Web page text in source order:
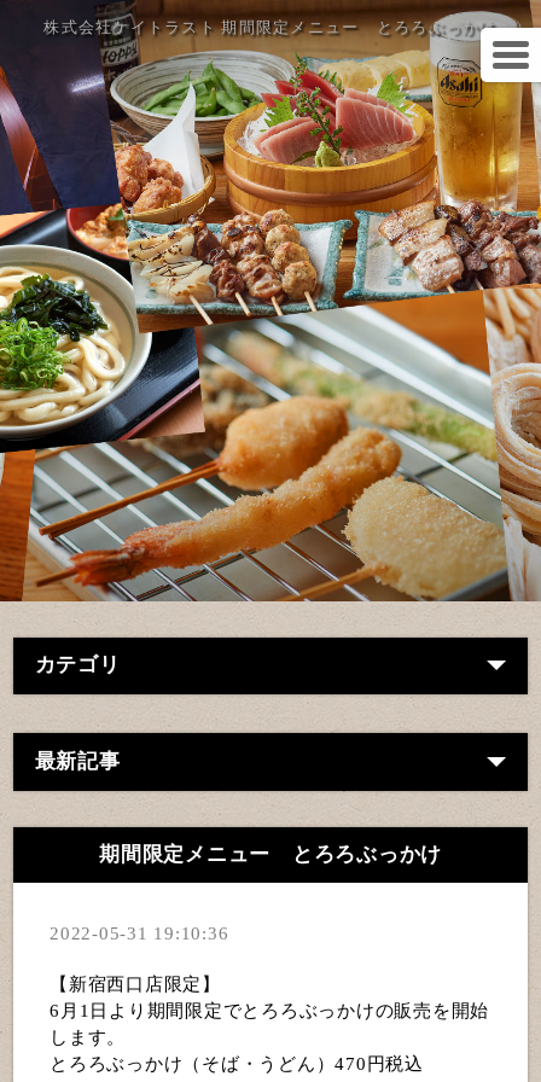
株式会社ケイトラスト 期間限定メニュー とろろぶっかけ
カテゴリ
最新記事
期間限定メニュー とろろぶっかけ
2022-05-31 19:10:36
【新宿西口店限定】
6月1日より期間限定でとろろぶっかけの販売を開始
します。
とろろぶっかけ（そば・うどん）470円税込